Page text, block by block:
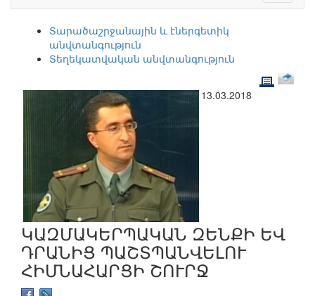
Տարածաշրջանային և էներգետիկ
անվտանգություն
Տեղեկատվական անվտանգություն
13.03.2018
ԿԱԶՄԱԿԵՐՊԱԿԱՆ ԶԵՆՔԻ ԵՎ
ԴՐԱՆԻՑ ՊԱՇՏՊԱՆՎԵԼՈՒ
ՀԻՄՆԱՀԱՐՑԻ ՇՈՒՐՋ